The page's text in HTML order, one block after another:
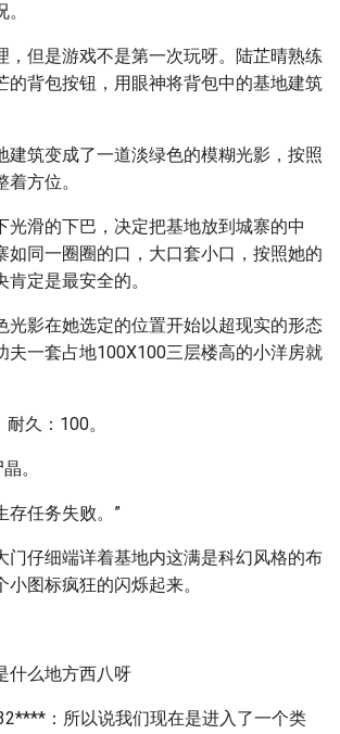
，但是游戏不是第一次玩呀。陆芷晴熟练
的背包按钮，用眼神将背包中的基地建筑
建筑变成了一道淡绿色的模糊光影，按照
方位。
光滑的下巴，决定把基地放到城寨的中
如同一圈圈的口，大口套小口，按照她的
定是最安全的。
光影在她选定的位置开始以超现实的形态
夫一套占地100X100三层楼高的小洋房就
久：100。
。
存任务失败。”
门仔细端详着基地内这满是科幻风格的布
图标疯狂的闪烁起来。
什么地方西八呀
：所以说我们现在是进入了一个类